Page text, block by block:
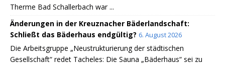
Therme Bad Schallerbach war ...
Änderungen in der Kreuznacher Bäderlandschaft:
Schließt das Bäderhaus endgültig? 6. August 2026
Die Arbeitsgruppe „Neustrukturierung der städtischen
Gesellschaft“ redet Tacheles: Die Sauna „Bäderhaus“ sei zu